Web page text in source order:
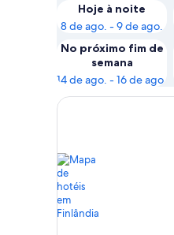
Hoje à noite
8 de ago. - 9 de ago.
No próximo fim de
semana
14 de ago. - 16 de ago.